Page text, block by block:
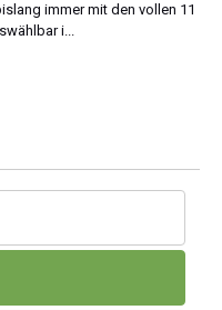
immer mit den vollen 11
i...